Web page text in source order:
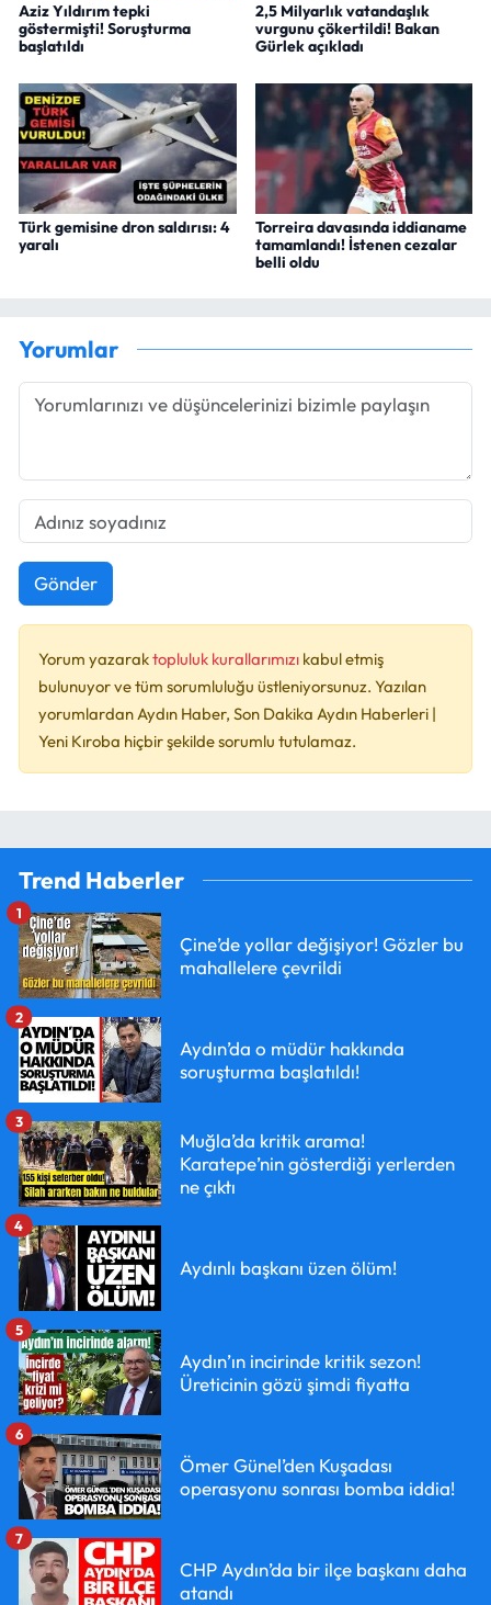
Aziz Yıldırım tepki
göstermişti! Soruşturma
başlatıldı
2,5 Milyarlık vatandaşlık
vurgunu çökertildi! Bakan
Gürlek açıkladı
Türk gemisine dron saldırısı: 4
yaralı
Torreira davasında iddianame
tamamlandı! İstenen cezalar
belli oldu
Yorumlar
Gönder
Yorum yazaraktopluluk kurallarımızı kabul etmiş
bulunuyor ve tüm sorumluluğu üstleniyorsunuz. Yazılan
yorumlardan Aydın Haber, Son Dakika Aydın Haberleri |
Yeni Kıroba hiçbir şekilde sorumlu tutulamaz.
Trend Haberler
Çine’de yollar değişiyor! Gözler bu
mahallelere çevrildi
1
Aydın’da o müdür hakkında
soruşturma başlatıldı!
2
Muğla’da kritik arama!
Karatepe’nin gösterdiği yerlerden
ne çıktı
3
Aydınlı başkanı üzen ölüm!
4
Aydın’ın incirinde kritik sezon!
Üreticinin gözü şimdi fiyatta
5
Ömer Günel’den Kuşadası
operasyonu sonrası bomba iddia!
6
CHP Aydın’da bir ilçe başkanı daha
atandı
7